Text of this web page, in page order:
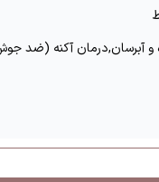
و آبرسان,درمان آکنه (ضد